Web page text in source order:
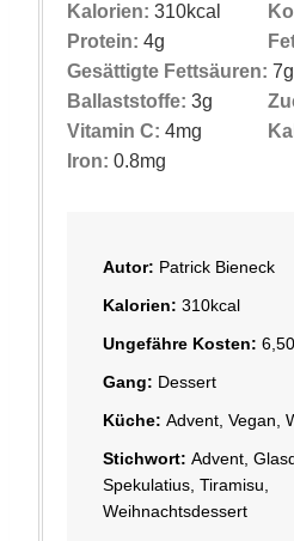
Kalorien: 310kcal
Protein: 4g
Gesättigte Fettsäuren: 7g
Ballaststoffe: 3g
Vitamin C: 4mg
Iron: 0.8mg
Autor: Patrick Bieneck
Kalorien: 310kcal
Ungefähre Kosten:
Gang: Dessert
Küche: Advent, Vegan,
Stichwort: Advent,
Spekulatius, Tiramisu,
Weihnachtsdessert